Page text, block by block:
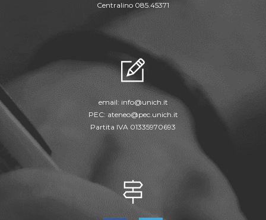
Centralino 085.45371
email: info@unich.it
PEC: ateneo@pec.unich.it
Partita IVA 01335970693